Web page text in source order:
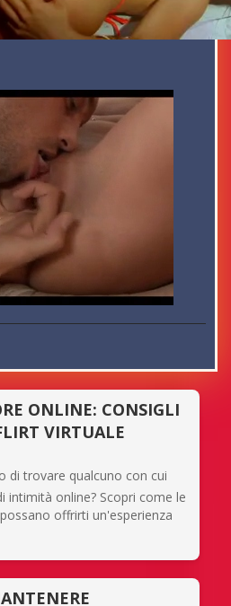
ONLINE: CONSIGLI
VIRTUALE
di trovare qualcuno con cui
intimità online? Scopri come le
offrirti un'esperienza